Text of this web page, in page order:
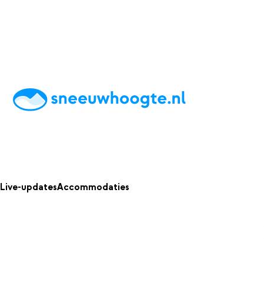
AccommodatiesTipsReviewsLive updatesApp
Live-updatesAccommodaties